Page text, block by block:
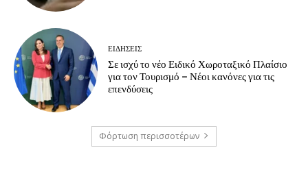
ΕΙΔΗΣΕΙΣ
Σε ισχύ το νέο Ειδικό Χωροταξικό Πλαίσιο
για τον Τουρισμό – Νέοι κανόνες για τις
επενδύσεις
Φόρτωση περισσοτέρων